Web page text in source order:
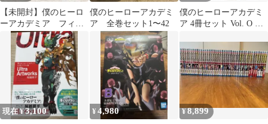
【未開封】僕のヒーロ
ーアカデミア フィギ
ア 爆豪勝己
僕のヒーローアカデミ
ア 全巻セット1〜42
僕のヒーローアカデミ
ア 4冊セット Vol. O R
現在 ¥3,100 ¥4,980 ¥8,899